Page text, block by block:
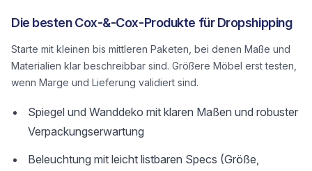
Die besten Cox-&-Cox-Produkte für Dropshipping
Starte mit kleinen bis mittleren Paketen, bei denen Maße und
Materialien klar beschreibbar sind. Größere Möbel erst testen,
wenn Marge und Lieferung validiert sind.
Spiegel und Wanddeko mit klaren Maßen und robuster
Verpackungserwartung
Beleuchtung mit leicht listbaren Specs (Größe,